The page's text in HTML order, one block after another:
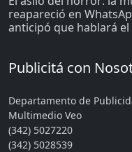
reapareció en
anticipó que hablará el
Publicitá con
Departamento de
Multimedio Veo
(342) 5027220
(342) 5028539